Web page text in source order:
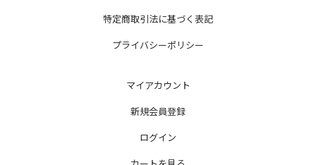
特定商取引法に基づく表記
プライバシーポリシー
マイアカウント
新規会員登録
ログイン